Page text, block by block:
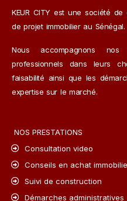
KEUR CITY est une société de
de projet immobilier au Sénégal.
Nous accompagnons
professionnels dans leurs
faisabilité ainsi que les
expertise sur le marché.
NOS PRESTATIONS
Consultation video
Conseils en achat
Suivi de construction
Démarches administratives